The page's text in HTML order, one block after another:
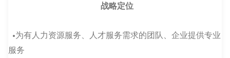
战略定位
•为有人力资源服务、人才服务需求的团队、企业提供专业
服务